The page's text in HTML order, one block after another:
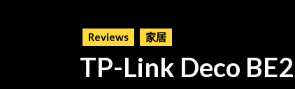
Reviews 家居
TP-Link Deco